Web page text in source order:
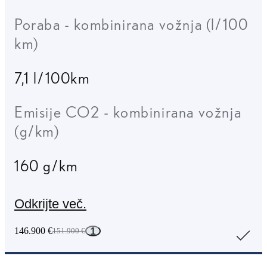
Poraba - kombinirana vožnja (l/100
km)
7,1 l/100km
Emisije CO2 - kombinirana vožnja
(g/km)
160 g/km
Odkrijte več.
146.900 €151.900 € 1